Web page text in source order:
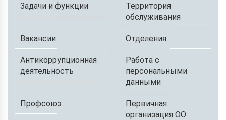
Задачи и функции
Территория
обслуживания
Вакансии Отделения
Антикоррупционная
деятельность
Работа с
персональными
данными
Профсоюз
Первичная
организация ОО